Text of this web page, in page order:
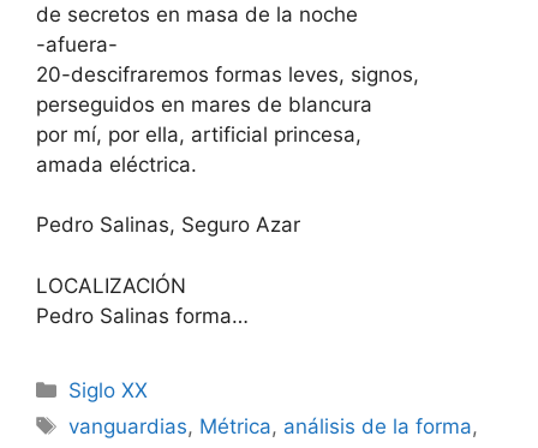
de secretos en masa de la noche
-afuera-
20-descifraremos formas leves, signos,
perseguidos en mares de blancura
por mí, por ella, artificial princesa,
amada eléctrica.
Pedro Salinas, Seguro Azar
LOCALIZACIÓN
Pedro Salinas forma…
Categorías
Siglo XX
Etiquetas
vanguardias, Métrica, análisis de la forma,